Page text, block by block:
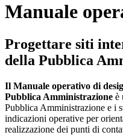
Manuale
Progettare siti
della Pubblica
Il Manuale operativo di
Pubblica Amministrazione è
Pubblica Amministrazione e i
indicazioni operative per
realizzazione dei punti di